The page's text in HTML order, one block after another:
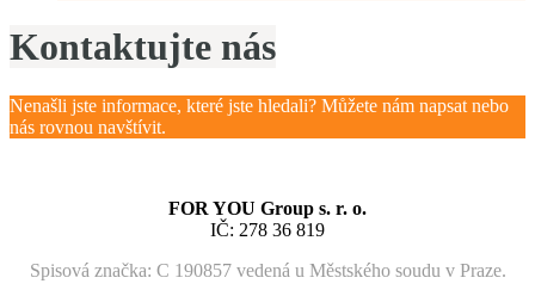
Kontaktujte nás
Nenašli jste informace, které jste hledali? Můžete nám napsat nebo
nás rovnou navštívit.
FOR YOU Group s. r. o.
IČ: 278 36 819
Spisová značka: C 190857 vedená u Městského soudu v Praze.